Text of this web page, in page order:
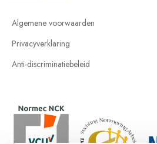
Algemene voorwaarden
Privacyverklaring
Anti-discriminatiebeleid